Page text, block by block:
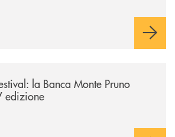
la Banca Monte Pruno
edizione